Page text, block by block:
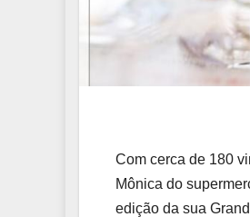
Com cerca de 180
Mônica do
edição da sua